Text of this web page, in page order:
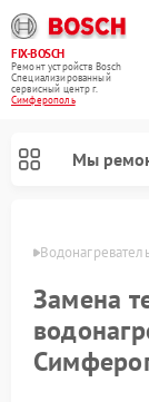
FIX-BOSCH
Ремонт устройств Bosch
Специализированный
cервисный центр г.
Симферополь
Мы
Замена